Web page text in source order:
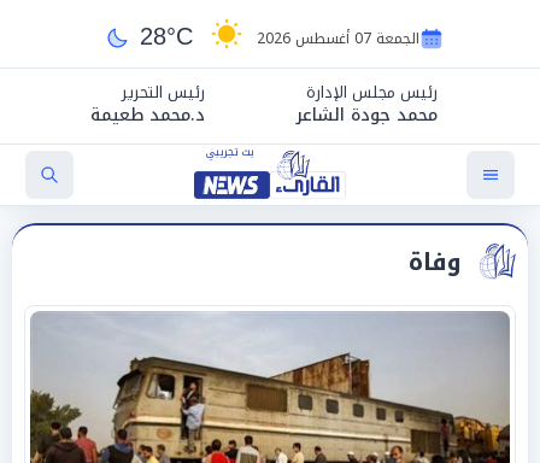
الجمعة 07 أغسطس 2026 28°C
رئيس مجلس الإدارة
محمد جودة الشاعر
رئيس التحرير
د.محمد طعيمة
وفاة